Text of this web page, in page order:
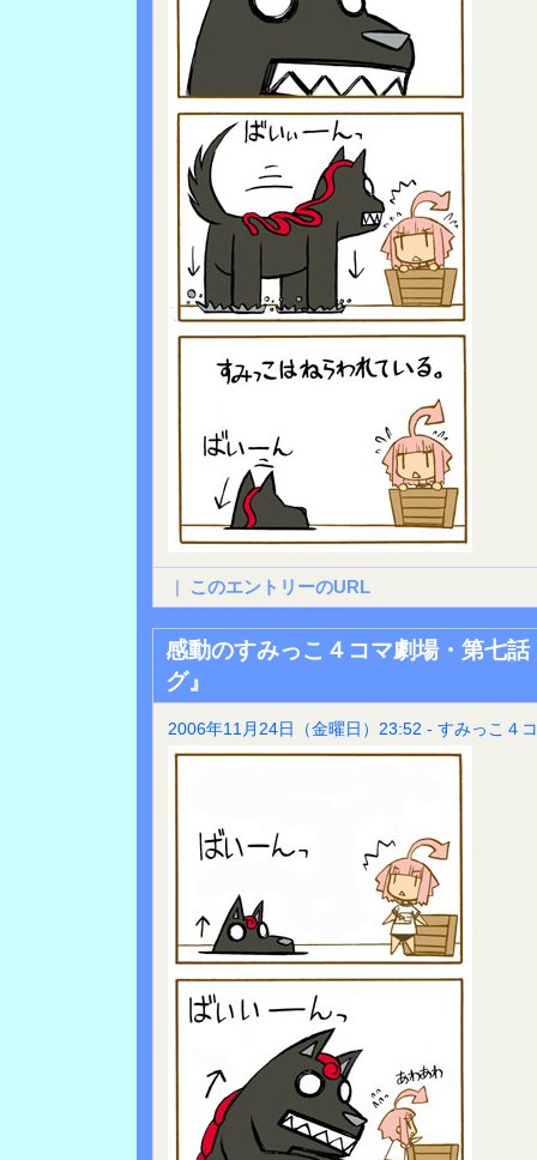
| このエントリーのURL
感動のすみっこ４コマ劇場・第七
グ』
2006年11月24日（金曜日）23:52 - すみっこ４